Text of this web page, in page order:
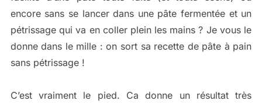
encore sans se lancer dans une pâte fermentée et un
pétrissage qui va en coller plein les mains ? Je vous le
donne dans le mille : on sort sa recette de pâte à pain
sans pétrissage !
C’est vraiment le pied. Ca donne un résultat très